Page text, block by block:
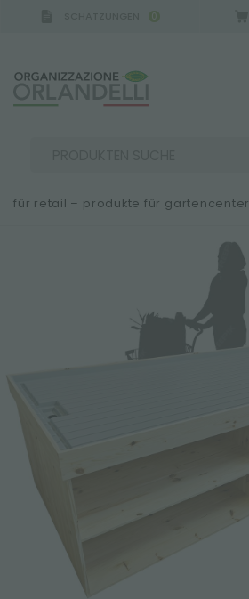
0
für retail – produkte für gartencenter